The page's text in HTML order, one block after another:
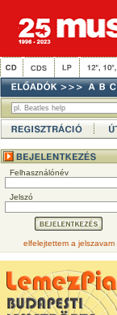
Felhasználónév
Jelszó
elfelejtettem a jelszavam